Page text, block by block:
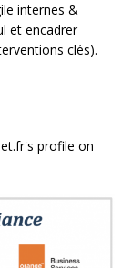
internes &
et encadrer
clés).